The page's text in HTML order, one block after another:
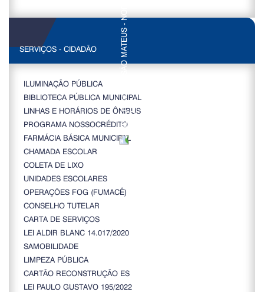
SERVIÇOS - CIDADÃO
ILUMINAÇÃO PÚBLICA
BIBLIOTECA PÚBLICA MUNICIPAL
LINHAS E HORÁRIOS DE ÔNIBUS
PROGRAMA NOSSOCRÉDITO
FARMÁCIA BÁSICA MUNICIPAL
CHAMADA ESCOLAR
COLETA DE LIXO
UNIDADES ESCOLARES
OPERAÇÕES FOG (FUMACÊ)
CONSELHO TUTELAR
CARTA DE SERVIÇOS
LEI ALDIR BLANC 14.017/2020
SAMOBILIDADE
LIMPEZA PÚBLICA
CARTÃO RECONSTRUÇÃO ES
LEI PAULO GUSTAVO 195/2022